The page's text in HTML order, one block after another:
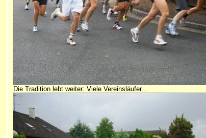
Die Tradition lebt weiter: Viele Vereinsläufer...